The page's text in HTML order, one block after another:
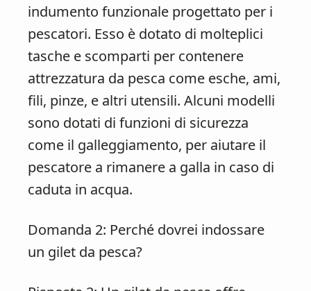
indumento funzionale progettato per i
pescatori. Esso è dotato di molteplici
tasche e scomparti per contenere
attrezzatura da pesca come esche, ami,
fili, pinze, e altri utensili. Alcuni modelli
sono dotati di funzioni di sicurezza
come il galleggiamento, per aiutare il
pescatore a rimanere a galla in caso di
caduta in acqua.
Domanda 2: Perché dovrei indossare
un gilet da pesca?